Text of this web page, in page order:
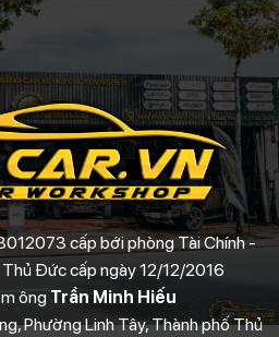
cấp bới phòng Tài Chính -
Đức cấp ngày 12/12/2016
ông Trần Minh Hiếu
Phường Linh Tây, Thành phố Thủ